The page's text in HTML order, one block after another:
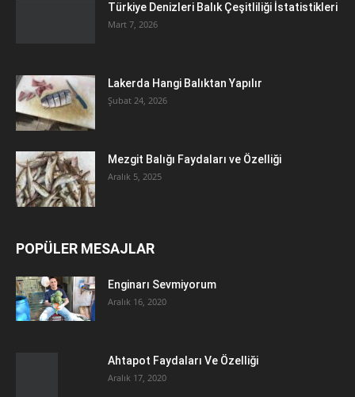
Türkiye Denizleri Balık Çeşitliliği İstatistikleri
Mart 7, 2026
Lakerda Hangi Balıktan Yapılır
Şubat 24, 2026
Mezgit Balığı Faydaları ve Özelliği
Aralık 5, 2025
POPÜLER MESAJLAR
Enginarı Sevmiyorum
Aralık 16, 2020
Ahtapot Faydaları Ve Özelliği
Aralık 17, 2020